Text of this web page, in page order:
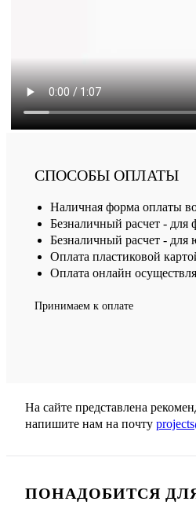
СПОСОБЫ ОПЛАТЫ
Наличная форма оплаты
Безналичный расчет - для
Безналичный расчет - для
Оплата пластиковой
Оплата онлайн
Принимаем к оплате
На сайте представлена
напишите нам на почту
ПОНАДОБИТСЯ